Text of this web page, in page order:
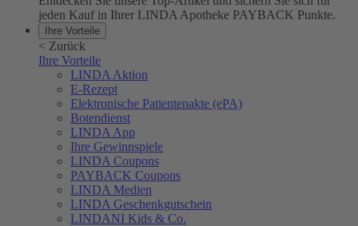
jeden Kauf in Ihrer LINDA Apotheke PAYBACK Punkte.
Ihre Vorteile
< Zurück
Ihre Vorteile
LINDA Aktion
E-Rezept
Elektronische Patientenakte (ePA)
Botendienst
LINDA App
Ihre Gewinnspiele
LINDA Coupons
PAYBACK Coupons
LINDA Medien
LINDA Geschenkgutschein
LINDANI Kids & Co.